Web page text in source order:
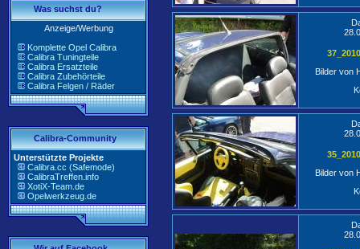
Was suchst du?
Anzeige/Werbung
Komplette Opel Calibra
Calibra Tuningteile
Calibra Ersatzteile
Calibra Zubehörteile
Calibra Felgen / Räder
Calibra-Community
Unterstützte Projekte
Calibra.cc (Safemode)
CalibraTreffen.info
XotiX-Team.de
Opelwerkzeug.de
Bilder von
Bilder von